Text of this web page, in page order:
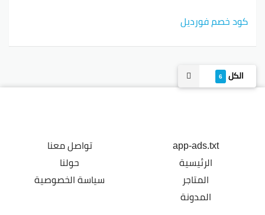
الكل 6
كود خصم فورديل
app-ads.txt
الرئيسية
المتاجر
المدونة
تواصل معنا
حولنا
سياسة الخصوصية